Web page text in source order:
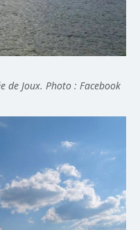
de Joux. Photo : Facebook